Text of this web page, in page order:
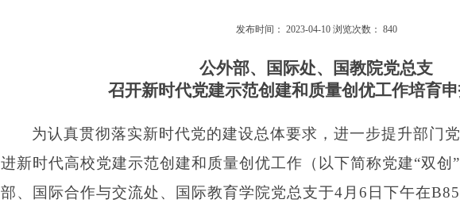
发布时间： 2023-04-10 浏览次数： 840
公外部、国际处、国教院党总支
召开新时代党建示范创建和质量创优工作培育
为认真贯彻落实新时代党的建设总体要求，进一步提升部门
进新时代高校党建示范创建和质量创优工作（以下简称党建“双创
部、国际合作与交流处、国际教育学院党总支于4月6日下午在